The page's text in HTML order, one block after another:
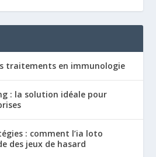
traitements en immunologie
: la solution idéale pour
: comment l’ia loto
des jeux de hasard